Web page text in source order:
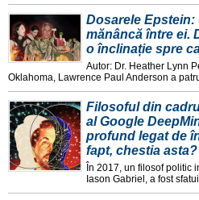
Dosarele Epstein:
mănâncă între ei.
o înclinație spre
Autor: Dr. Heather Lynn
Oklahoma, Lawrence Paul Anderson a
Filosoful din
al Google
profund legat de
fapt, chestia
În 2017, un filosof politic
Iason Gabriel, a fost